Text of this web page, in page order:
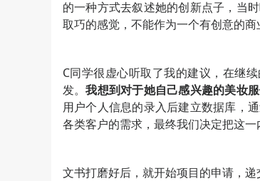
的一种方式去叙述她的创新点子，当
取巧的感觉，不能作为一个有创意的
C同学很虚心听取了我的建议，在继
发。我想到对于她自己感兴趣的美妆
用户个人信息的录入后建立数据库，
各类客户的需求，最终我们决定把这一
文书打磨好后，就开始项目的申请，